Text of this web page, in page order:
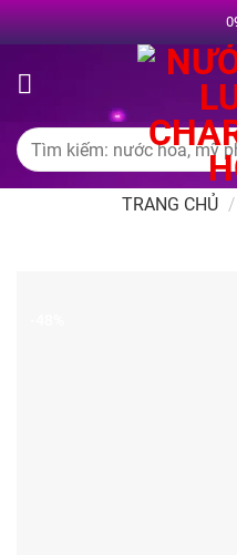
Chuyển
đến
dung
Tìm
kiếm:
TRANG CHỦ /